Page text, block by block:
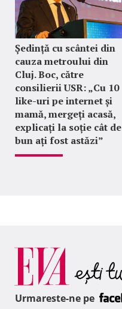
Ședință cu scântei din
cauza metroului din
Cluj. Boc, către
consilierii USR: „Cu 10
like-uri pe internet și
mamă, mergeți acasă,
explicați la soție cât de
bun ați fost astăzi”
Urmareste-ne pe